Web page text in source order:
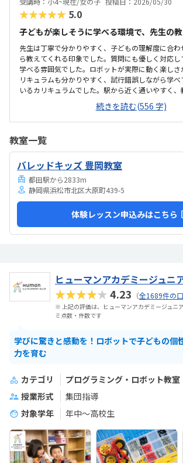
★★★★★ 5.0
子どもが楽しそうに学べる環境で、先生の
先生は丁寧で分かりやすく、子どもの理解度に合
ら教えてくれる印象でした。質問にも優しく対応
学べる雰囲気でした。ロボットが実際に動く楽しさ
リキュラムも分かりやすく、試行錯誤しながら学
いるカリキュラムでした。駅から近く通いやすく、
るく安心して通えました。教室は明るく学びやすい
共同のトイレが和式のみしかなく、娘が和式トイレ
備面がもう少し配慮されていると安心して通える
ラムやサポート面を考えると納得できる価格で、安
と感じました。教室は明るく安心でき、子どもが
姿が親として嬉しかったです。特にロボットが動い
象的で、意欲的に学べる環境だと感じました。教室
続きを読む(556 字)
教室一覧
バレッドキッズ 豊岡教室
都田駅から2833m
静岡県浜松市北区大原町439-5
体験レッスン申込みはこちら
ヒューマンアカデミージュニ
★★★★★4.23 （全1689件の
※ 上記の評価は、ヒューマンアカデミージュニ
ミ点数・件数です
学びに驚きと感動を！ロボットで子どもの個
力を育む
カテゴリ
プログラミング・ロボット教室
授業形式
集団指導
対象学年
年中～高校生